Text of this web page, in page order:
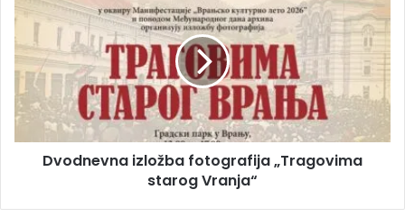
Dvodnevna izložba fotografija „Tragovima
starog Vranja“